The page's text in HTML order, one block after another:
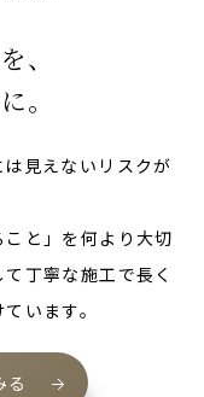
、
。
見えないリスクが
と」を何より大切
丁寧な施工で長く
います。
る